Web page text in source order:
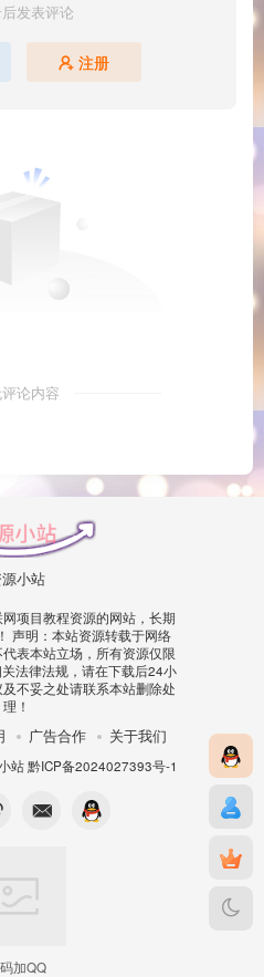
发表评论
注册
论内容
小站
项目教程资源的网站，长期
声明：本站资源转载于网络
表本站立场，所有资源仅限
法律法规，请在下载后24小
不妥之处请联系本站删除处
理！
广告合作 关于我们
站 黔ICP备2024027393号-1
加QQ